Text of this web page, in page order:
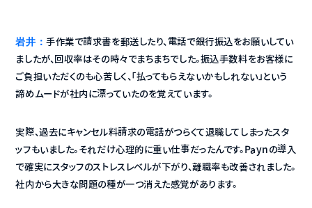
岩井：手作業で請求書を郵送したり、電話で銀行振込をお願いしてい
ましたが、回収率はその時々でまちまちでした。振込手数料をお客様に
ご負担いただくのも心苦しく、「払ってもらえないかもしれない」という
諦めムードが社内に漂っていたのを覚えています。
実際、過去にキャンセル料請求の電話がつらくて退職してしまったスタ
ッフもいました。それだけ心理的に重い仕事だったんです。Paynの導入
で確実にスタッフのストレスレベルが下がり、離職率も改善されました。
社内から大きな問題の種が一つ消えた感覚があります。